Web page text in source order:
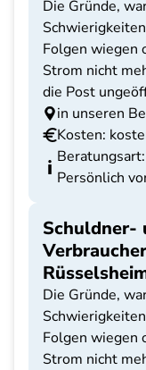
Die Gründe,
Folgen wiegen
Strom nicht
die Post
in unseren
Kosten:
Persönlich
Schuldner-
Die Gründe,
Folgen wiegen
Strom nicht